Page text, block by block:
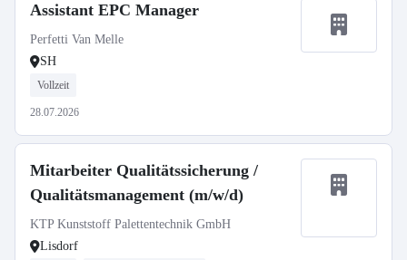
Assistant EPC Manager
Perfetti Van Melle
SH
Vollzeit
28.07.2026
Mitarbeiter Qualitätssicherung /
Qualitätsmanagement (m/w/d)
KTP Kunststoff Palettentechnik GmbH
Lisdorf